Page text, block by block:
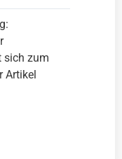
sich zum
Artikel